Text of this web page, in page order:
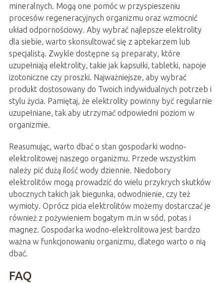
mineralnych. Mogą one pomóc w przyspieszeniu
procesów regeneracyjnych organizmu oraz wzmocnić
układ odpornościowy. Aby wybrać najlepsze elektrolity
dla siebie, warto skonsultować się z aptekarzem lub
specjalistą. Zwykle dostępne są preparaty, które
uzupełniają elektrolity, takie jak kapsułki, tabletki, napoje
izotoniczne czy proszki. Najważniejsze, aby wybrać
produkt dostosowany do Twoich indywidualnych potrzeb i
stylu życia. Pamiętaj, że elektrolity powinny być regularnie
uzupełniane, tak aby utrzymać odpowiedni poziom w
organizmie.
Reasumując, warto dbać o stan gospodarki wodno-
elektrolitowej naszego organizmu. Przede wszystkim
należy pić dużą ilość wody dziennie. Niedobory
elektrolitów mogą prowadzić do wielu przykrych skutków
ubocznych takich jak biegunka, odwodnienie, czy też
wymioty. Oprócz picia elektrolitów możemy dostarczać je
również z pożywieniem bogatym m.in w sód, potas i
magnez. Gospodarka wodno-elektrolitowa jest bardzo
ważna w funkcjonowaniu organizmu, dlatego warto o nią
dbać.
FAQ